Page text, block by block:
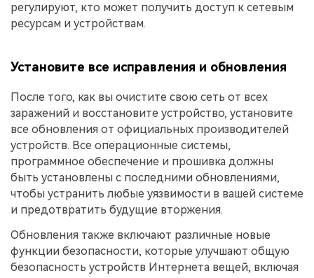
регулируют, кто может получить доступ к сетевым
ресурсам и устройствам.
Установите все исправления и обновления
После того, как вы очистите свою сеть от всех
заражений и восстановите устройство, установите
все обновления от официальных производителей
устройств. Все операционные системы,
программное обеспечение и прошивка должны
быть установлены с последними обновлениями,
чтобы устранить любые уязвимости в вашей системе
и предотвратить будущие вторжения.
Обновления также включают различные новые
функции безопасности, которые улучшают общую
безопасность устройств Интернета вещей, включая